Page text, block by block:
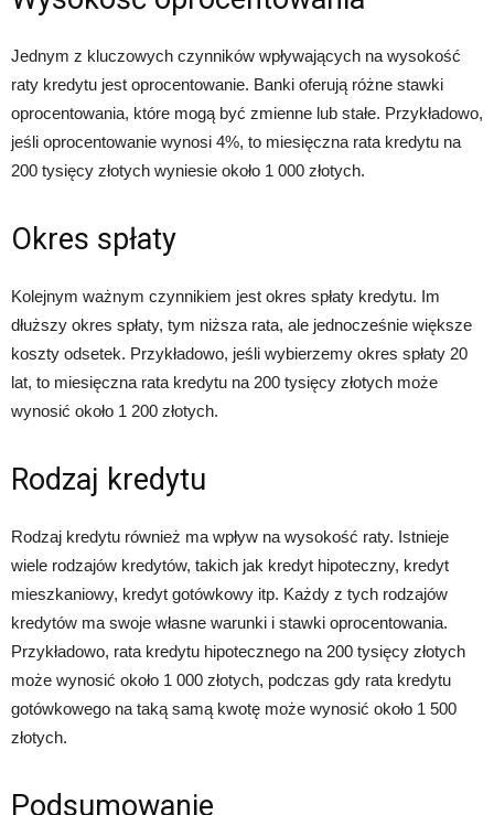
Jednym z kluczowych czynników wpływających na wysokość
raty kredytu jest oprocentowanie. Banki oferują różne stawki
oprocentowania, które mogą być zmienne lub stałe. Przykładowo,
jeśli oprocentowanie wynosi 4%, to miesięczna rata kredytu na
200 tysięcy złotych wyniesie około 1 000 złotych.
Okres spłaty
Kolejnym ważnym czynnikiem jest okres spłaty kredytu. Im
dłuższy okres spłaty, tym niższa rata, ale jednocześnie większe
koszty odsetek. Przykładowo, jeśli wybierzemy okres spłaty 20
lat, to miesięczna rata kredytu na 200 tysięcy złotych może
wynosić około 1 200 złotych.
Rodzaj kredytu
Rodzaj kredytu również ma wpływ na wysokość raty. Istnieje
wiele rodzajów kredytów, takich jak kredyt hipoteczny, kredyt
mieszkaniowy, kredyt gotówkowy itp. Każdy z tych rodzajów
kredytów ma swoje własne warunki i stawki oprocentowania.
Przykładowo, rata kredytu hipotecznego na 200 tysięcy złotych
może wynosić około 1 000 złotych, podczas gdy rata kredytu
gotówkowego na taką samą kwotę może wynosić około 1 500
złotych.
Podsumowanie